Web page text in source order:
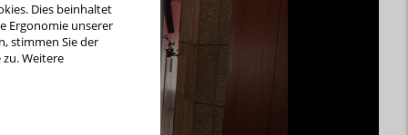
Dies beinhaltet
Ergonomie unserer
stimmen Sie der
Weitere